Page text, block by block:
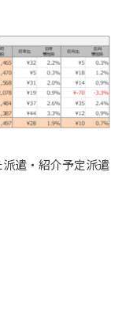
遣・紹介予定派遣